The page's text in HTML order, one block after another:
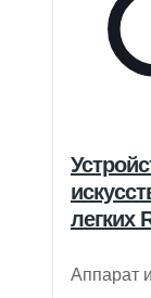
легких
Аппарат